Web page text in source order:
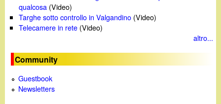
qualcosa (Video)
Targhe sotto controllo in Valgandino (Video)
Telecamere in rete (Video)
altro...
Community
Guestbook
Newsletters